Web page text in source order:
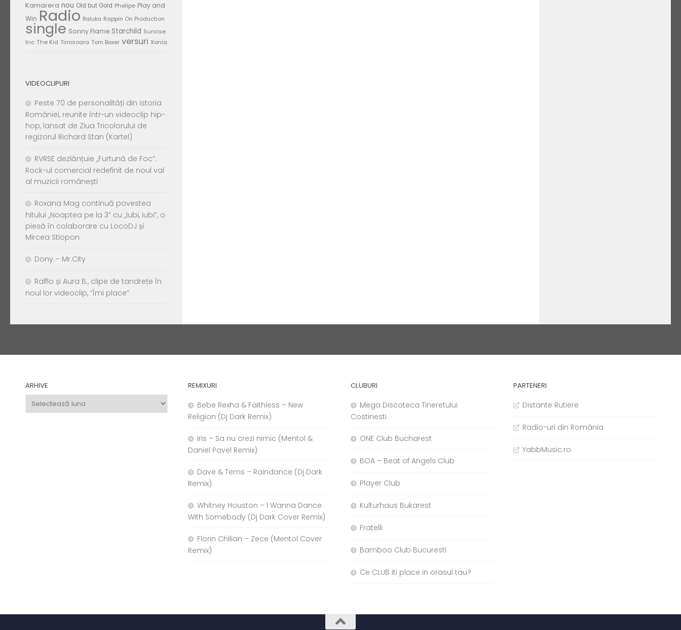
Kamarera nou Old but Gold Phelipe Play and
Win Radio Raluka Rappin On Production
single Sonny Flame Starchild Sunrise
Inc The Kid Timisoara Tom Boxer versuri Xonia
VIDEOCLIPURI
Peste 70 de personalități din istoria
României, reunite într-un videoclip hip-
hop, lansat de Ziua Tricolorului de
regizorul Richard Stan (Kartel)
RVRSE dezlănțuie „Furtună de Foc”:
Rock-ul comercial redefinit de noul val
al muzicii românești
Roxana Mag continuă povestea
hitului „Noaptea pe la 3” cu „Iubi, iubi”, o
piesă în colaborare cu LocoDJ și
Mircea Stiopon
Dony – Mr.City
Ralflo și Aura B., clipe de tandrețe în
noul lor videoclip, “Îmi place”
ARHIVE
Arhive
REMIXURI
Bebe Rexha & Faithless – New
Religion (Dj Dark Remix)
Iris – Sa nu crezi nimic (Mentol &
Daniel Pavel Remix)
Dave & Tems – Raindance (Dj Dark
Remix)
Whitney Houston – I Wanna Dance
With Somebody (Dj Dark Cover Remix)
Florin Chilian – Zece (Mentol Cover
Remix)
CLUBURI
Mega Discoteca Tineretului
Costinesti
ONE Club Bucharest
BOA – Beat of Angels Club
Player Club
Kulturhaus Bukarest
Fratelli
Bamboo Club Bucuresti
Ce CLUB iti place in orasul tau?
PARTENERI
Distante Rutiere
Radio-uri din România
YabbMusic.ro